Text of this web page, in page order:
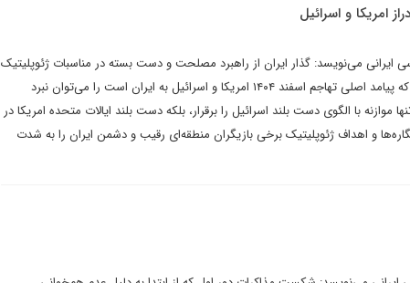
امریکا و اسرائیل
ایرانی می‌نویسد: گذار ایران از راهبرد مصلحت و دست بسته در مناسبات ژئوپلیتیک
به راهبرد تهاجمی دست باز مقابل دشمنان که پیامد اصلی تهاجم اسفند ۱۴۰۴ امریکا و اسرائیل به ایران است را می‌توان نبرد
موازنه با الگوی دست بلند اسرائیل را برقرار، بلکه دست بلند ایالات متحده امریکا در
و اهداف ژئوپلیتیک برخی بازیگران منطقه‌ای رقیب و دشمن ایران را به شدت